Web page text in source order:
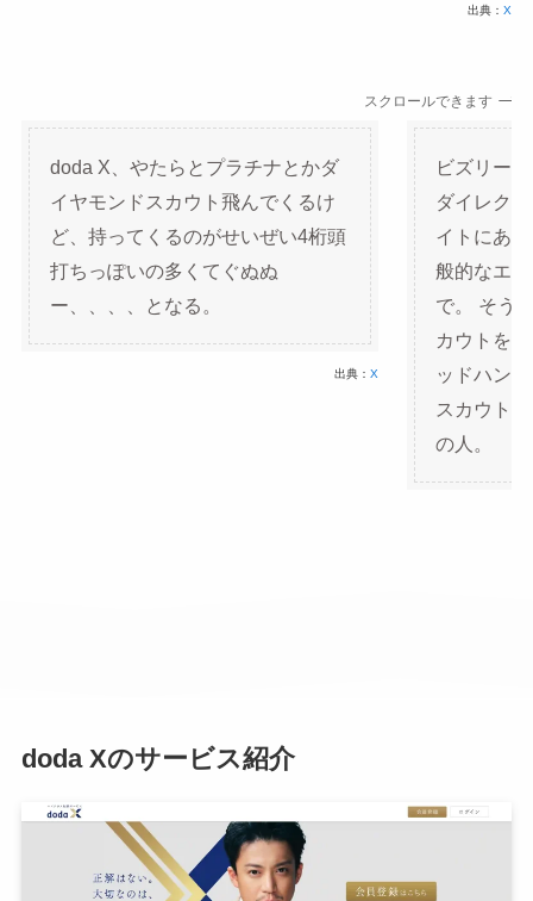
出典：X
スクロールできます
doda X、やたらとプラチナとかダ
イヤモンドスカウト飛んでくるけ
ど、持ってくるのがせいぜい4桁頭
打ちっぽいの多くてぐぬぬ
ー、、、、となる。
出典： X
ビズリー
ダイレク
イトにあ
般的なエ
で。 そう
カウトを
ッドハン
スカウト
の人。
doda Xのサービス紹介